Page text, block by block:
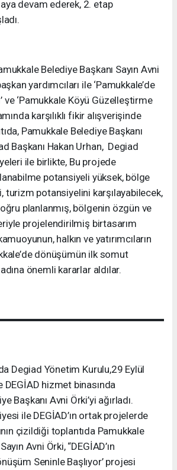
devam ederek, 2. etap
Belediye Başkanı Sayın Avni
yardımcıları ile ‘Pamukkale’de
ve ‘Pamukkale Köyü Güzelleştirme
karşılıklı fikir alışverişinde
Pamukkale Belediye Başkanı
Başkanı Hakan Urhan, Degiad
ile birlikte, Bu projede
potansiyeli yüksek, bölge
turizm potansiyelini karşılayabilecek,
planlanmış, bölgenin özgün ve
projelendirilmiş birtasarım
halkın ve yatırımcıların
dönüşümün ilk somut
önemli kararlar aldılar.
Degiad Yönetim Kurulu,29 Eylül
hizmet binasında
Başkanı Avni Örki’yi ağırladı.
ile DEGİAD’ın ortak projelerde
çizildiği toplantıda Pamukkale
Avni Örki, “DEGİAD’ın
Seninle Başlıyor’ projesi